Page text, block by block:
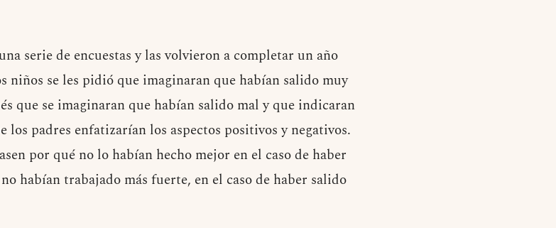
serie de encuestas y las volvieron a completar un año
niños se les pidió que imaginaran que habían salido muy
que se imaginaran que habían salido mal y que indicaran
los padres enfatizarían los aspectos positivos y negativos.
por qué no lo habían hecho mejor en el caso de haber
habían trabajado más fuerte, en el caso de haber salido